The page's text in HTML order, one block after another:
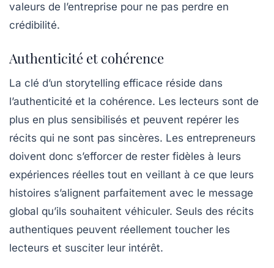
valeurs de l’entreprise pour ne pas perdre en
crédibilité.
Authenticité et cohérence
La clé d’un storytelling efficace réside dans
l’authenticité et la cohérence. Les lecteurs sont de
plus en plus sensibilisés et peuvent repérer les
récits qui ne sont pas sincères. Les entrepreneurs
doivent donc s’efforcer de rester fidèles à leurs
expériences réelles tout en veillant à ce que leurs
histoires s’alignent parfaitement avec le message
global qu’ils souhaitent véhiculer. Seuls des récits
authentiques peuvent réellement toucher les
lecteurs et susciter leur intérêt.